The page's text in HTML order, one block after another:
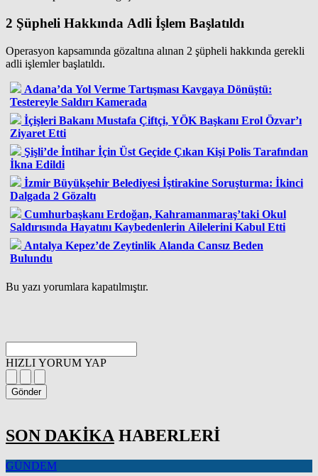
2 Şüpheli Hakkında Adli İşlem Başlatıldı
Operasyon kapsamında gözaltına alınan 2 şüpheli hakkında gerekli
adli işlemler başlatıldı.
Adana’da Yol Verme Tartışması Kavgaya Dönüştü:
Testereyle Saldırı Kamerada
İçişleri Bakanı Mustafa Çiftçi, YÖK Başkanı Erol Özvar’ı
Ziyaret Etti
Şişli’de İntihar İçin Üst Geçide Çıkan Kişi Polis Tarafından
İkna Edildi
İzmir Büyükşehir Belediyesi İştirakine Soruşturma: İkinci
Dalgada 2 Gözaltı
Cumhurbaşkanı Erdoğan, Kahramanmaraş’taki Okul
Saldırısında Hayatını Kaybedenlerin Ailelerini Kabul Etti
Antalya Kepez’de Zeytinlik Alanda Cansız Beden
Bulundu
Bu yazı yorumlara kapatılmıştır.
HIZLI YORUM YAP
Gönder
SON DAKİKA HABERLERİ
GÜNDEM